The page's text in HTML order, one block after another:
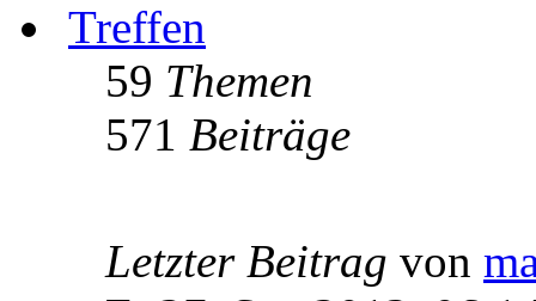
Treffen
59 Themen
571 Beiträge
Letzter Beitrag von